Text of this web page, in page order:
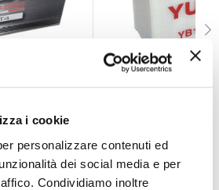
i cookie
personalizzare contenuti ed
dei social media e per
Condividiamo inoltre
spunto 480A -
168,30 €
CONSEGNA IN 48H